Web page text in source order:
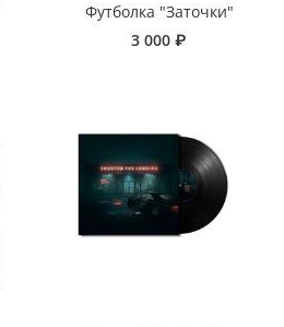
Футболка "Заточки"
3 000 ₽